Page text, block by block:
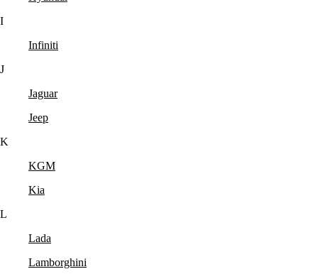
I
Infiniti
J
Jaguar
Jeep
K
KGM
Kia
L
Lada
Lamborghini